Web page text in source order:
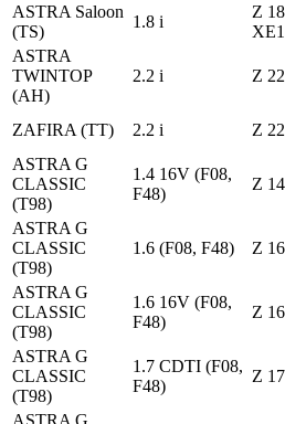
ASTRA Saloon
(TS)
1.8 i
Z
XE1
ASTRA
TWINTOP
(AH)
2.2 i Z
ZAFIRA (TT) 2.2 i Z
ASTRA G
CLASSIC
(T98)
1.4 16V (F08,
F48)
Z
ASTRA G
CLASSIC
(T98)
1.6 (F08, F48) Z
ASTRA G
CLASSIC
(T98)
1.6 16V (F08,
F48)
Z
ASTRA G
CLASSIC
(T98)
1.7 CDTI (F08,
F48)
Z
ASTRA G